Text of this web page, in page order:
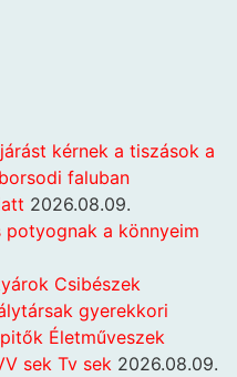
kérnek a tiszások a
faluban
2026.08.09.
potyognak a könnyeim
Csibészek
gyerekkori
Életműveszek
sek Tv sek 2026.08.09.